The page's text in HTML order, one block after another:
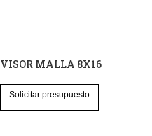
VISOR MALLA 8X16
Solicitar presupuesto